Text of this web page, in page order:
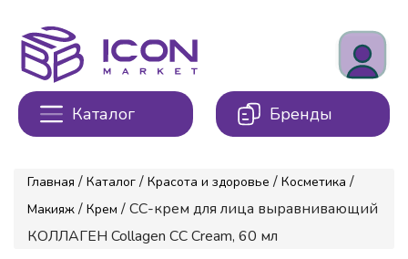
Каталог Бренды
Главная / Каталог / Красота и здоровье / Косметика /
Макияж / Крем / СС-крем для лица выравнивающий
КОЛЛАГЕН Collagen CC Cream, 60 мл